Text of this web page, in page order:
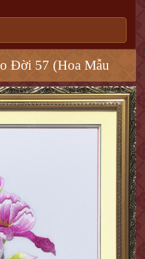
Đời 57 (Hoa Mẫu